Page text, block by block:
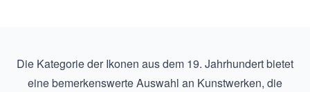
Die Kategorie der Ikonen aus dem 19. Jahrhundert bietet
eine bemerkenswerte Auswahl an Kunstwerken, die